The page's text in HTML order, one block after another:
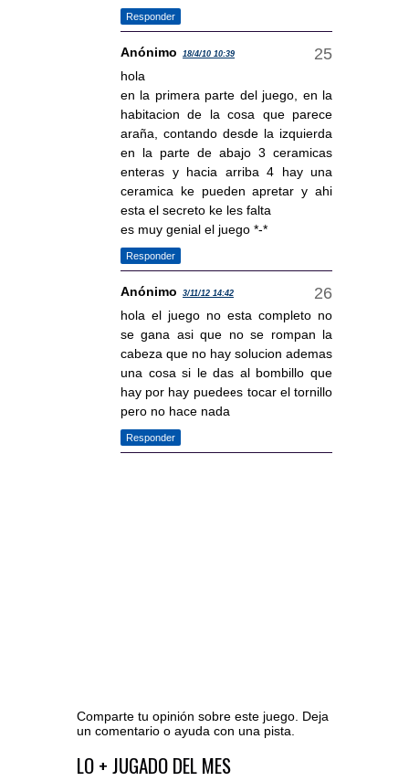
Responder
Anónimo 18/4/10 10:39
hola
en la primera parte del juego, en la
habitacion de la cosa que parece
araña, contando desde la izquierda
en la parte de abajo 3 ceramicas
enteras y hacia arriba 4 hay una
ceramica ke pueden apretar y ahi
esta el secreto ke les falta
es muy genial el juego *-*
Responder
Anónimo 3/11/12 14:42
hola el juego no esta completo no
se gana asi que no se rompan la
cabeza que no hay solucion ademas
una cosa si le das al bombillo que
hay por hay puedees tocar el tornillo
pero no hace nada
Responder
Comparte tu opinión sobre este juego. Deja
un comentario o ayuda con una pista.
Ir al editor de comentarios
LO + JUGADO DEL MES